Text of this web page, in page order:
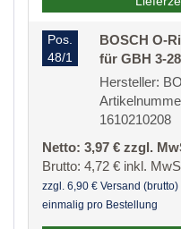
Pos.
48/1
BOSCH O-
für GBH 3-
Hersteller:
1610210208
Netto: 3,97 € zzgl.
Brutto: 4,72 € inkl.
zzgl. 6,90 € Versand (brutto)
einmalig pro Bestellung